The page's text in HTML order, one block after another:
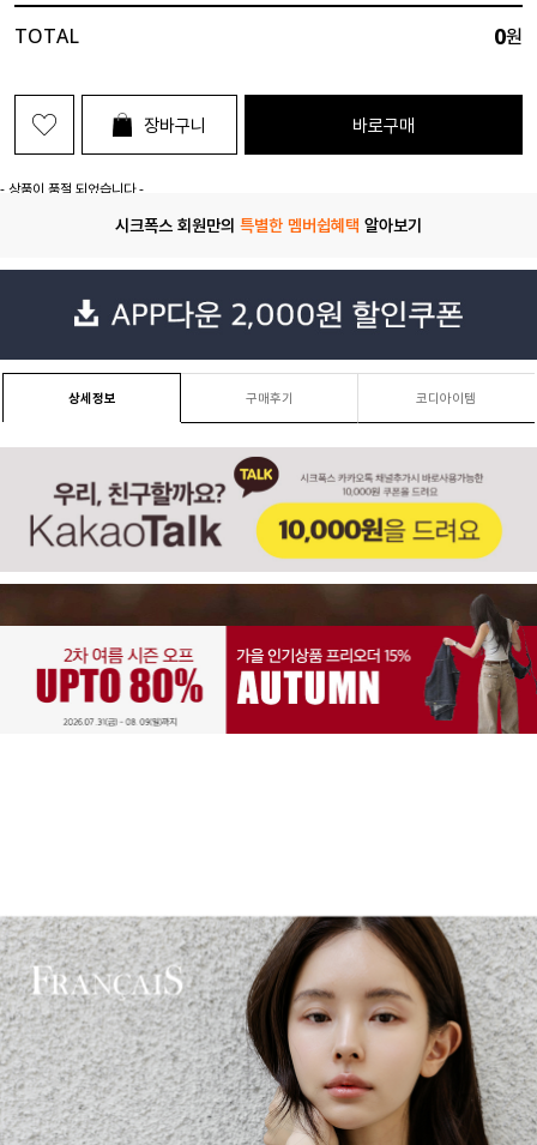
TOTAL 0원
장바구니 바로구매
- 상품이 품절 되었습니다 -
시크폭스 회원만의 특별한 멤버쉽혜택 알아보기
상세정보 구매후기 코디아이템